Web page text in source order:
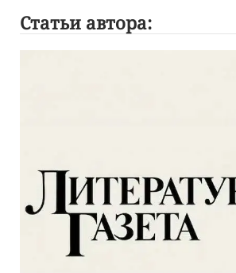
Статьи автора: